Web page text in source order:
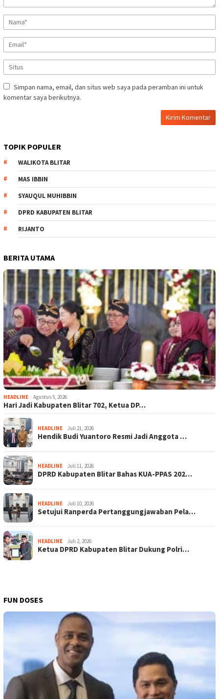
Simpan nama, email, dan situs web saya pada peramban ini untuk
komentar saya berikutnya.
TOPIK POPULER
WALIKOTA BLITAR
MAS IBBIN
SYAUQUL MUHIBBIN
DPRD KABUPATEN BLITAR
RIJANTO
BERITA UTAMA
HEADLINE Agustus 5, 2026
Hari Jadi Kabupaten Blitar 702, Ketua DP…
HEADLINE Juli 21, 2026
Hendik Budi Yuantoro Resmi Jadi Anggota …
HEADLINE Juli 11, 2026
DPRD Kabupaten Blitar Bahas KUA-PPAS 202…
HEADLINE Juli 10, 2026
Setujui Ranperda Pertanggungjawaban Pela…
HEADLINE Juli 2, 2026
Ketua DPRD Kabupaten Blitar Dukung Polri…
FUN DOSES